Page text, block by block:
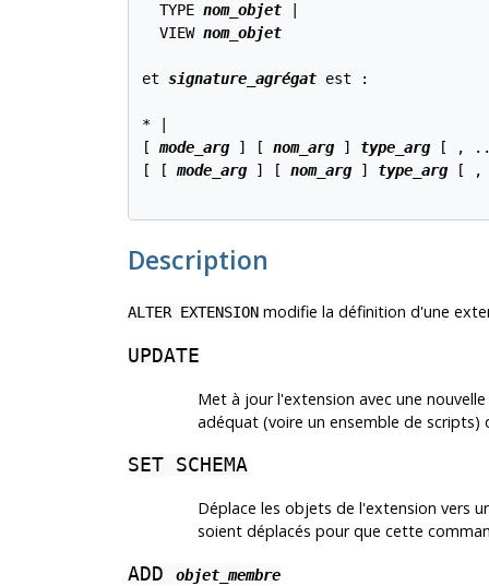
  TYPE
nom_objet
  VIEW
nom_objet
et signature_agrégat est :
* |
[ mode_arg ] [ nom_arg ] type_arg [ ,
[ [ mode_arg ] [ nom_arg ] type_arg [ ,
Description
ALTER EXTENSIONmodifie la définition d'une
UPDATE
Met à jour l'extension avec une
adéquat (voire un ensemble de scripts)
SET SCHEMA
Déplace les objets de l'extension vers
soient déplacés pour que cette
ADD objet_membre